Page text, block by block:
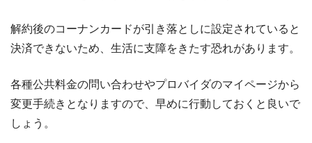
解約後のコーナンカードが引き落としに設定されていると
決済できないため、生活に支障をきたす恐れがあります。
各種公共料金の問い合わせやプロバイダのマイページから
変更手続きとなりますので、早めに行動しておくと良いで
しょう。